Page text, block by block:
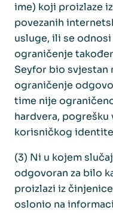
ime) koji proizlaze
povezanih
usluge, ili se
ograničenje
Seyfor bio svjestan
ograničenje
time nije
hardvera, pogrešku
korisničkog
(3) Ni u kojem
odgovoran za bilo
proizlazi iz
oslonio na